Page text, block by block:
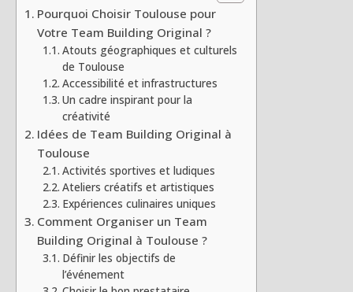
Pourquoi Choisir Toulouse pour
Votre Team Building Original ?
Atouts géographiques et culturels
de Toulouse
Accessibilité et infrastructures
Un cadre inspirant pour la
créativité
Idées de Team Building Original à
Toulouse
Activités sportives et ludiques
Ateliers créatifs et artistiques
Expériences culinaires uniques
Comment Organiser un Team
Building Original à Toulouse ?
Définir les objectifs de
l’événement